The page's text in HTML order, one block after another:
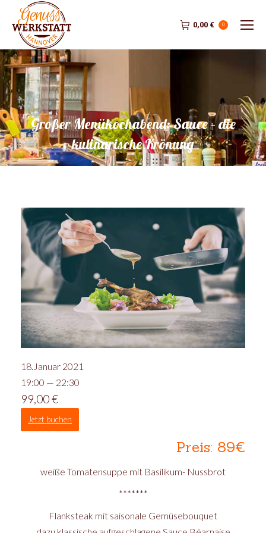
0,00 € 0
Großer Menükochabend: Sauce – die
kulinarische Krönung
Preis: 89€
weiße Tomatensuppe mit Basilikum- Nussbrot
*******
Flanksteak mit saisonale Gemüsebouquet
18.Januar 2021
19:00 — 22:30
99,00€
Jetzt buchen